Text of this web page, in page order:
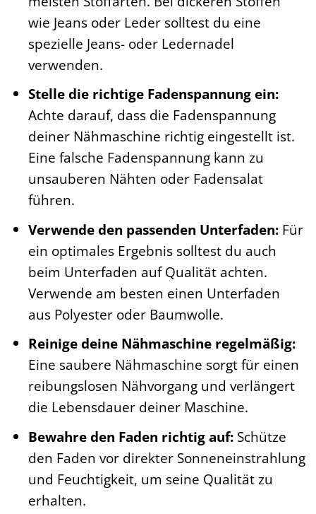
wie Jeans oder Leder solltest du eine
spezielle Jeans- oder Ledernadel
verwenden.
Stelle die richtige Fadenspannung ein:
Achte darauf, dass die Fadenspannung
deiner Nähmaschine richtig eingestellt ist.
Eine falsche Fadenspannung kann zu
unsauberen Nähten oder Fadensalat
führen.
Verwende den passenden Unterfaden:Für
ein optimales Ergebnis solltest du auch
beim Unterfaden auf Qualität achten.
Verwende am besten einen Unterfaden
aus Polyester oder Baumwolle.
Reinige deine Nähmaschine regelmäßig:
Eine saubere Nähmaschine sorgt für einen
reibungslosen Nähvorgang und verlängert
die Lebensdauer deiner Maschine.
Bewahre den Faden richtig auf:Schütze
den Faden vor direkter Sonneneinstrahlung
und Feuchtigkeit, um seine Qualität zu
erhalten.